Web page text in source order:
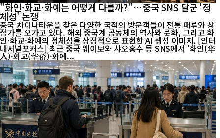
"화인·화교·화예는 어떻게 다를까?"…중국 SNS 달군 '정
체성' 논쟁
중국 차이나타운을 찾은 다양한 국적의 방문객들이 전통 패루와 상
점가를 오가고 있다. 해외 중국계 공동체의 역사와 문화, 그리고 화
인·화교·화예의 정체성을 상징적으로 표현한 AI 생성 이미지. [인터
내셔널포커스] 최근 중국 웨이보와 샤오훙수 등 SNS에서 '화인(华
人)·화교(华侨)·화예...